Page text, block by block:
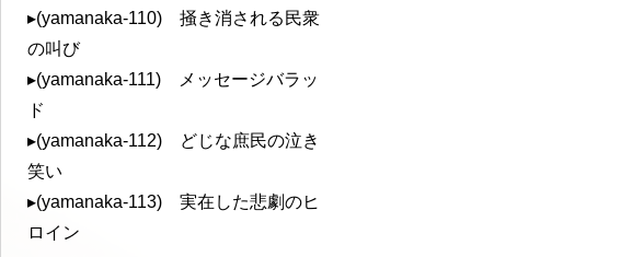
▸(yamanaka-110) 掻き消される民衆
の叫び
▸(yamanaka-111) メッセージバラッ
ド
▸(yamanaka-112) どじな庶民の泣き
笑い
▸(yamanaka-113) 実在した悲劇のヒ
ロイン